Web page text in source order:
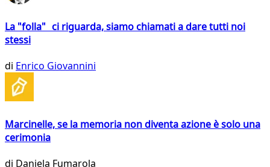
La "folla" ci riguarda, siamo chiamati a dare tutti noi
stessi
di Enrico Giovannini
Marcinelle, se la memoria non diventa azione è solo una
cerimonia
di Daniela Fumarola